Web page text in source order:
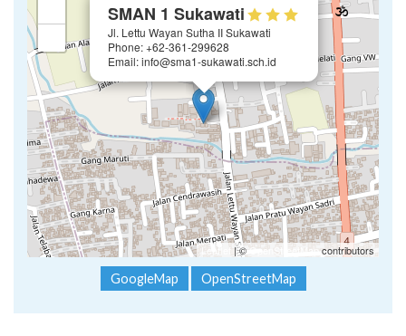
SMAN 1 Sukawati
Jl. Lettu Wayan Sutha II Sukawati
Phone: +62-361-299628
Email: info@sma1-sukawati.sch.id
Leaflet | ©OpenStreetMap contributors
GoogleMap OpenStreetMap